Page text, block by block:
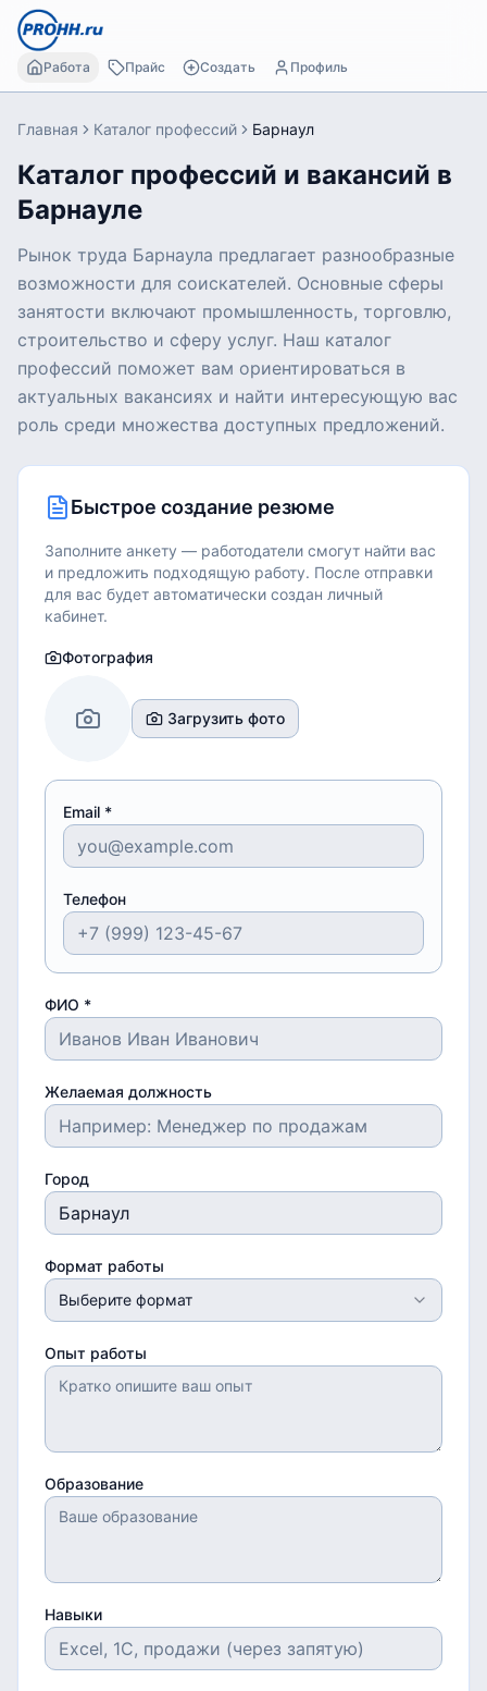
Работа Прайс Создать Профиль
Главная Каталог профессий Барнаул
Каталог профессий и вакансий в
Барнауле
Рынок труда Барнаула предлагает разнообразные
возможности для соискателей. Основные сферы
занятости включают промышленность, торговлю,
строительство и сферу услуг. Наш каталог
профессий поможет вам ориентироваться в
актуальных вакансиях и найти интересующую вас
роль среди множества доступных предложений.
Быстрое создание резюме
Заполните анкету — работодатели смогут найти вас
и предложить подходящую работу. После отправки
для вас будет автоматически создан личный
кабинет.
Фотография
Загрузить фото
Email *
Телефон
ФИО *
Желаемая должность
Город
Формат работы
Выберите формат
Опыт работы
Образование
Навыки